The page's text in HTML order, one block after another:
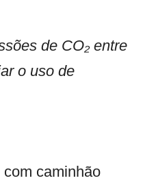
de CO₂ entre
o uso de
caminhão